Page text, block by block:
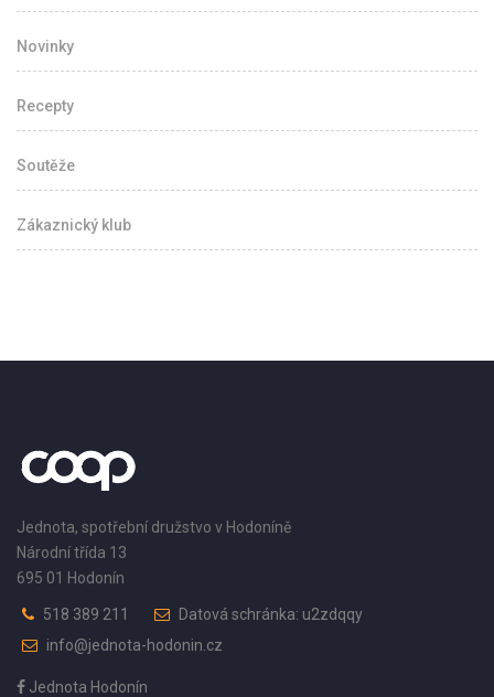
Novinky
Recepty
Soutěže
Zákaznický klub
Jednota, spotřební družstvo v Hodoníně
Národní třída 13
695 01 Hodonín
518 389 211
Datová schránka: u2zdqqy
info@jednota-hodonin.cz
Jednota Hodonín